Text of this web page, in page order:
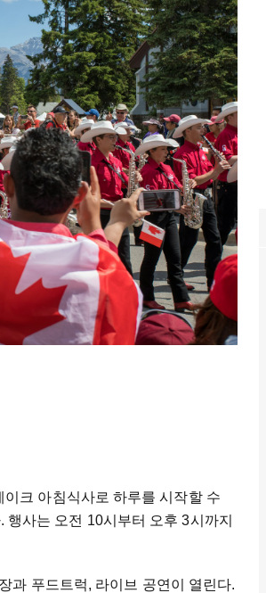
크 아침식사로 하루를 시작할 수
사는 오전 10시부터 오후 3시까지
과 푸드트럭, 라이브 공연이 열린다.